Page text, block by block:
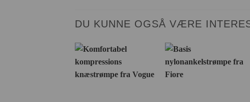
DU KUNNE OGSÅ VÆRE